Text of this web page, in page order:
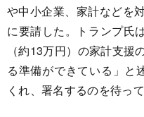
や中小企業、家計などを
に要請した。トランプ氏
（約13万円）の家計支
る準備ができている」と
くれ、署名するのを待っ